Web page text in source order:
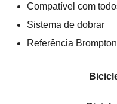
Compatível com
Sistema de dobrar
Referência